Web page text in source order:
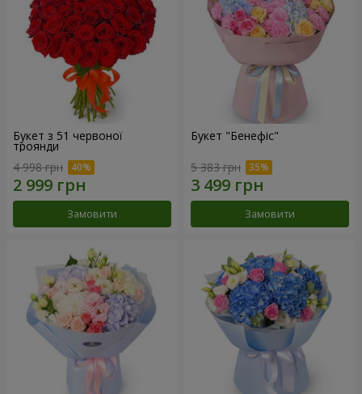
Букет з 51 червоної
троянди
4 998 грн
Замовити
Букет "Бенефіс"
5 383 грн
Замовити